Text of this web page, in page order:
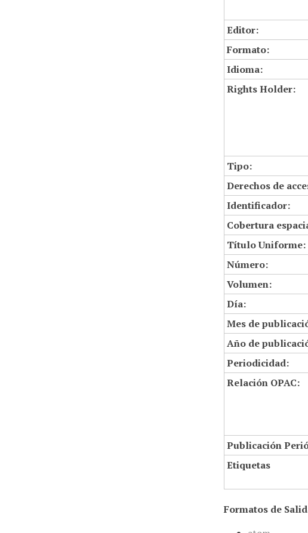
Editor:
Formato:
Idioma:
Rights Holder:
Tipo:
Derechos de
Identificador:
Cobertura
Título Uniforme:
Número:
Volumen:
Día:
Mes de
Año de
Periodicidad:
Relación OPAC:
Publicación
Etiquetas
Formatos de